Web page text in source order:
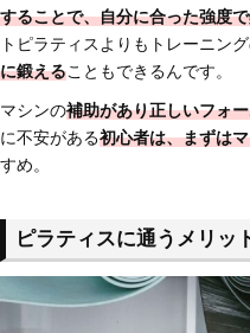
することで、自分に合った強度
トピラティスよりもトレーニン
に鍛えることもできるんです。
マシンの補助があり正しいフォ
に不安がある初心者は、まずは
すめ。
ピラティスに通うメリッ